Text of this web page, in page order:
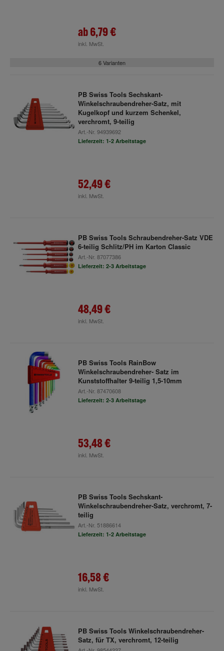
ab6,79 €
inkl. MwSt.
6 Varianten
PB Swiss Tools Sechskant-
Winkelschraubendreher-Satz, mit
Kugelkopf und kurzem Schenkel,
verchromt, 9-teilig
Art.-Nr. 94939692
Lieferzeit: 1-2 Arbeitstage
52,49 €
inkl. MwSt.
PB Swiss Tools Schraubendreher-Satz VDE
6-teilig Schlitz/PH im Karton Classic
Art.-Nr. 87077386
Lieferzeit: 2-3 Arbeitstage
48,49 €
inkl. MwSt.
PB Swiss Tools RainBow
Winkelschraubendreher- Satz im
Kunststoffhalter 9-teilig 1,5-10mm
Art.-Nr. 87470608
Lieferzeit: 2-3 Arbeitstage
53,48 €
inkl. MwSt.
PB Swiss Tools Sechskant-
Winkelschraubendreher-Satz, verchromt, 7-
teilig
Art.-Nr. 51886614
Lieferzeit: 1-2 Arbeitstage
16,58 €
inkl. MwSt.
PB Swiss Tools Winkelschraubendreher-
Satz, für TX, verchromt, 12-teilig